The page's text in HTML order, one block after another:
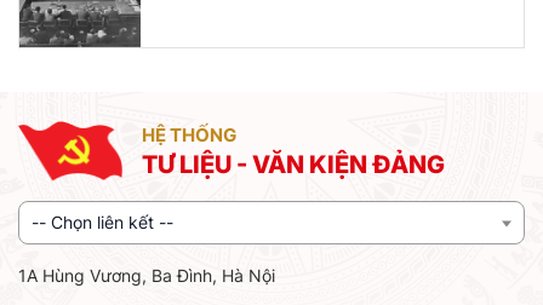
HỆ THỐNG
TƯ LIỆU - VĂN KIỆN ĐẢNG
-- Chọn liên kết --
1A Hùng Vương, Ba Đình, Hà Nội